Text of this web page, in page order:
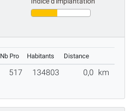
Nb Pro Habitants Distance
517 134803 0,0 km